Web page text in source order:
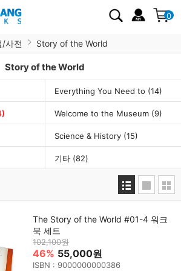
0
/사전 Story of the World
Story of the World
Everything You Need to (14)
Welcome to the Museum (9)
Science & History (15)
기타 (82)
The Story of the World #01-4 워크
북 세트
102,100원
46% 55,000원
ISBN : 9000000000386